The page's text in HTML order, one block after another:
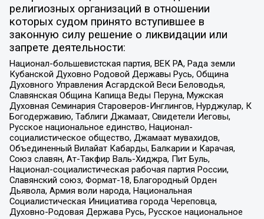
религиозных организаций в отношении
которых судом принято вступившее в
законную силу решение о ликвидации или
запрете деятельности:
Национал-большевистская партия, ВЕК РА, Рада земли
Кубанской Духовно Родовой Державы Русь, Община
Духовного Управления Асгардской Веси Беловодья,
Славянская Община Капища Веды Перуна, Мужская
Духовная Семинария Староверов-Инглингов, Нурджулар, К
Богодержавию, Таблиги Джамаат, Свидетели Иеговы,
Русское национальное единство, Национал-
социалистическое общество, Джамаат мувахидов,
Объединенный Вилайат Кабарды, Балкарии и Карачая,
Союз славян, Ат-Такфир Валь-Хиджра, Пит Буль,
Национал-социалистическая рабочая партия России,
Славянский союз, Формат-18, Благородный Орден
Дьявола, Армия воли народа, Национальная
Социалистическая Инициатива города Череповца,
Духовно-Родовая Держава Русь, Русское национальное